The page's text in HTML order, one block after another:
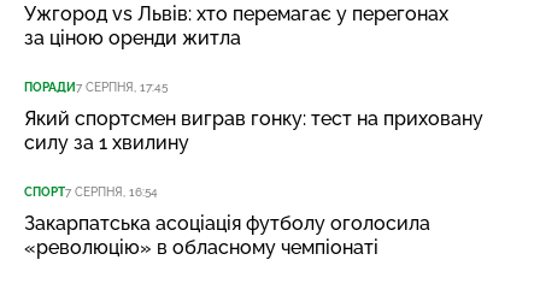
Ужгород vs Львів: хто перемагає у перегонах
за ціною оренди житла
ПОРАДИ7 СЕРПНЯ, 17:45
Який спортсмен виграв гонку: тест на приховану
силу за 1 хвилину
СПОРТ7 СЕРПНЯ, 16:54
Закарпатська асоціація футболу оголосила
«революцію» в обласному чемпіонаті